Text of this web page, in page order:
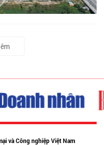
và Công nghiệp Việt Nam